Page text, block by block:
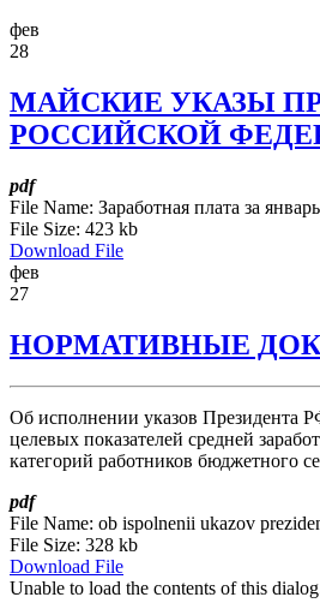
фев
28
МАЙСКИЕ УКАЗЫ
РОССИЙСКОЙ
pdf
File Name: Заработная плата за
File Size: 423 kb
Download File
фев
27
НОРМАТИВНЫЕ
Об исполнении указов Президента
целевых показателей средней
категорий работников бюджетного
pdf
File Name: ob ispolnenii ukazov
File Size: 328 kb
Download File
Unable to load the contents of this